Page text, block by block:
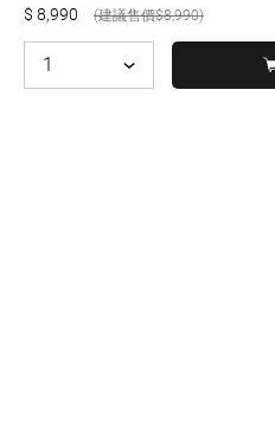
8,990 8,990
© BERNARD 2021